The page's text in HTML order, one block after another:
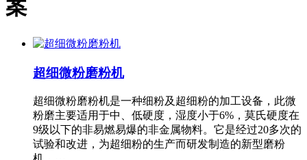
案
超细微粉磨粉机
超细微粉磨粉机是一种细粉及超细粉的加工设备，此微
粉磨主要适用于中、低硬度，湿度小于6%，莫氏硬度在
9级以下的非易燃易爆的非金属物料。它是经过20多次的
试验和改进，为超细粉的生产而研发制造的新型磨粉